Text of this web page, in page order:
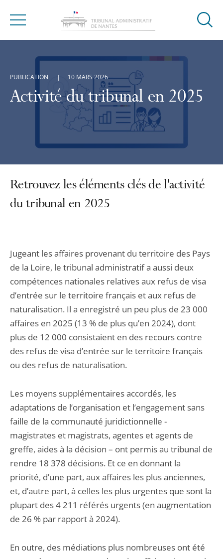
Menu
Ouvrir
Activité du tribunal en 2025
PUBLICATION 10 MARS 2026
Retrouvez les éléments clés de l'activité
du tribunal en 2025
Jugeant les affaires provenant du territoire des Pays
de la Loire, le tribunal administratif a aussi deux
compétences nationales relatives aux refus de visa
d’entrée sur le territoire français et aux refus de
naturalisation. Il a enregistré un peu plus de 23 000
affaires en 2025 (13 % de plus qu’en 2024), dont
plus de 12 000 consistaient en des recours contre
des refus de visa d’entrée sur le territoire français
ou des refus de naturalisation.
Les moyens supplémentaires accordés, les
adaptations de l’organisation et l’engagement sans
faille de la communauté juridictionnelle -
magistrates et magistrats, agentes et agents de
greffe, aides à la décision – ont permis au tribunal de
rendre 18 378 décisions. Et ce en donnant la
priorité, d’une part, aux affaires les plus anciennes,
et, d’autre part, à celles les plus urgentes que sont la
plupart des 4 211 référés urgents (en augmentation
de 26 % par rapport à 2024).
En outre, des médiations plus nombreuses ont été